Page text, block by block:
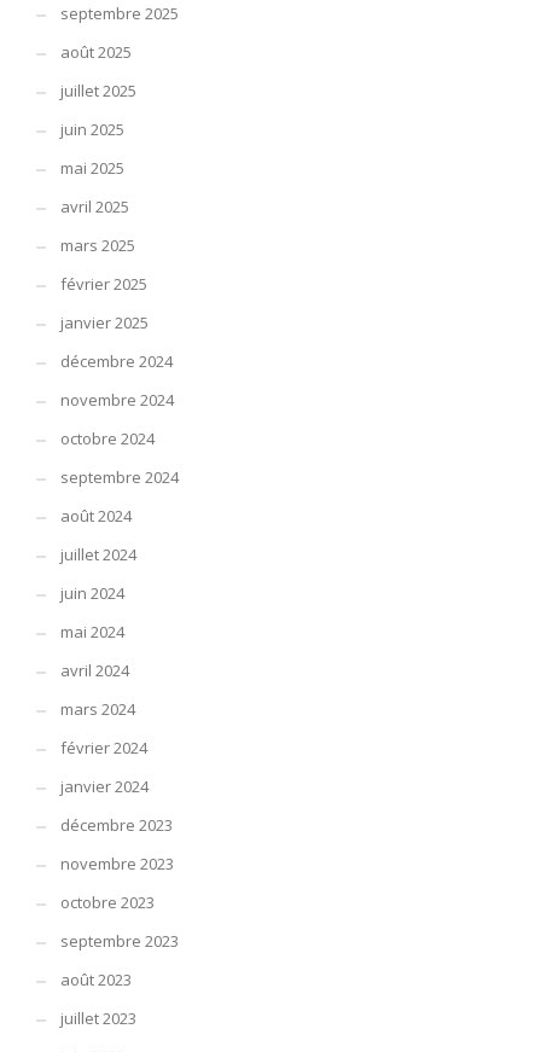
septembre 2025
août 2025
juillet 2025
juin 2025
mai 2025
avril 2025
mars 2025
février 2025
janvier 2025
décembre 2024
novembre 2024
octobre 2024
septembre 2024
août 2024
juillet 2024
juin 2024
mai 2024
avril 2024
mars 2024
février 2024
janvier 2024
décembre 2023
novembre 2023
octobre 2023
septembre 2023
août 2023
juillet 2023